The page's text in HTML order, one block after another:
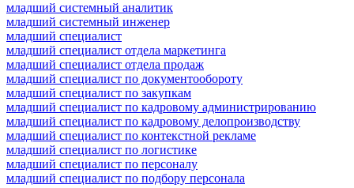
младший системный аналитик
младший системный инженер
младший специалист
младший специалист отдела маркетинга
младший специалист отдела продаж
младший специалист по документообороту
младший специалист по закупкам
младший специалист по кадровому администрированию
младший специалист по кадровому делопроизводству
младший специалист по контекстной рекламе
младший специалист по логистике
младший специалист по персоналу
младший специалист по подбору персонала